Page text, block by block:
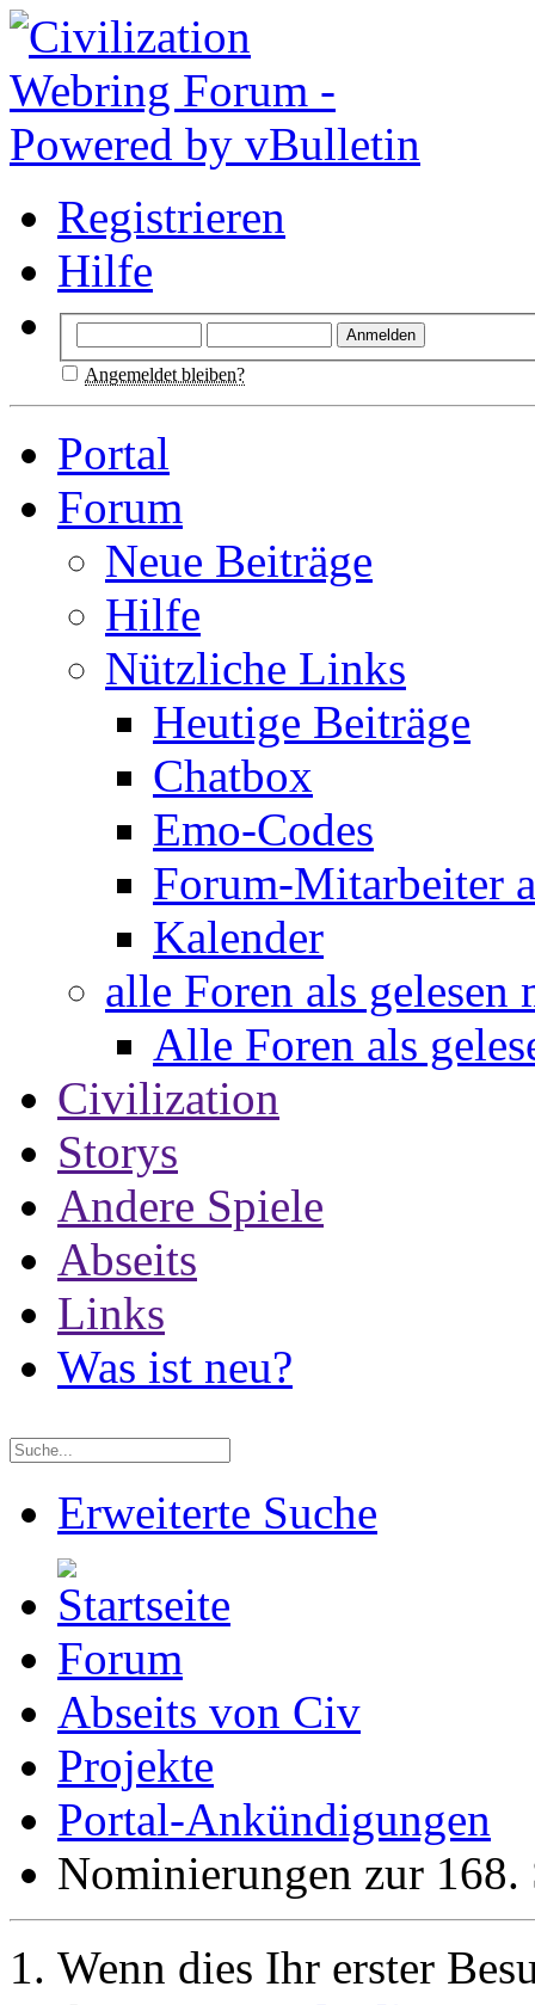
Registrieren
Hilfe
Angemeldet bleiben?
Portal
Forum
Neue Beiträge
Hilfe
Nützliche Links
Heutige Beiträge
Chatbox
Emo-Codes
Forum-Mitarbeiter
Kalender
alle Foren als gelesen
Alle Foren als
Civilization
Storys
Andere Spiele
Abseits
Links
Was ist neu?
Erweiterte Suche
Forum
Abseits von Civ
Projekte
Portal-Ankündigungen
Nominierungen zur
Wenn dies Ihr erster